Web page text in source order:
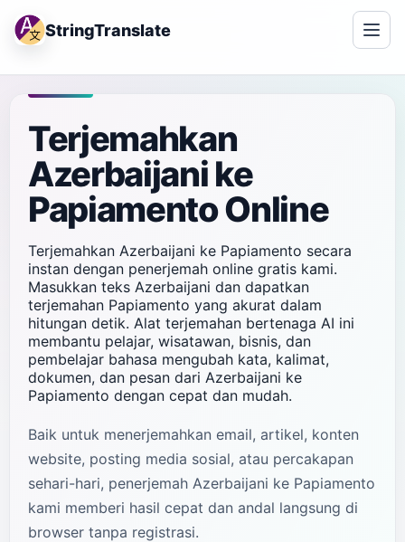
StringTranslate
Terjemahkan
Azerbaijani ke
Papiamento Online
Terjemahkan Azerbaijani ke Papiamento secara
instan dengan penerjemah online gratis kami.
Masukkan teks Azerbaijani dan dapatkan
terjemahan Papiamento yang akurat dalam
hitungan detik. Alat terjemahan bertenaga AI ini
membantu pelajar, wisatawan, bisnis, dan
pembelajar bahasa mengubah kata, kalimat,
dokumen, dan pesan dari Azerbaijani ke
Papiamento dengan cepat dan mudah.
Baik untuk menerjemahkan email, artikel, konten
website, posting media sosial, atau percakapan
sehari-hari, penerjemah Azerbaijani ke Papiamento
kami memberi hasil cepat dan andal langsung di
browser tanpa registrasi.